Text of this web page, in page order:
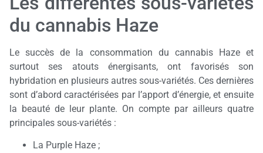
du cannabis Haze
Le succès de la consommation du cannabis Haze et
surtout ses atouts énergisants, ont favorisés son
hybridation en plusieurs autres sous-variétés. Ces dernières
sont d’abord caractérisées par l’apport d’énergie, et ensuite
la beauté de leur plante. On compte par ailleurs quatre
principales sous-variétés :
La Purple Haze ;